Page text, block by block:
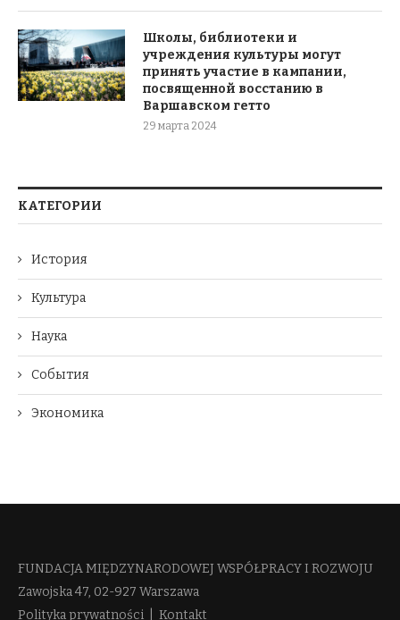
Школы, библиотеки и
учреждения культуры могут
принять участие в кампании,
посвященной восстанию в
Варшавском гетто
29 марта 2024
КАТЕГОРИИ
История
Культура
Наука
События
Экономика
FUNDACJA MIĘDZYNARODOWEJ WSPÓŁPRACY I ROZWOJU​
Zawojska 47, 02-927 Warszawa
Polityka prywatności
Kontakt